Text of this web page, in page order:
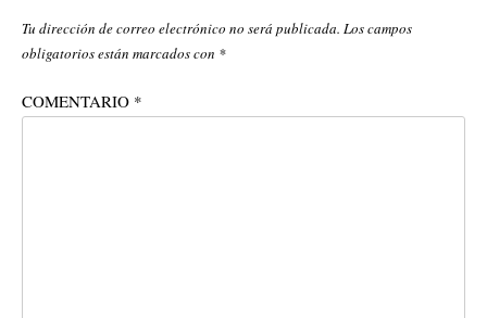
Tu dirección de correo electrónico no será publicada. Los campos
obligatorios están marcados con *
COMENTARIO *